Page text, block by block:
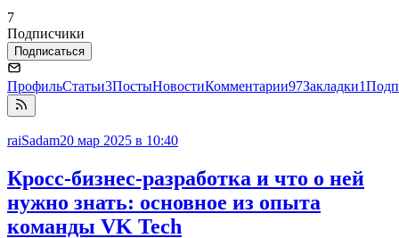
7
Подписчики
Подписаться
ПрофильСтатьи3ПостыНовостиКомментарии97Закладки1
raiSadam20 мар 2025 в 10:40
Кросс-бизнес-разработка и что о ней
нужно знать: основное из опыта
команды VK Tech